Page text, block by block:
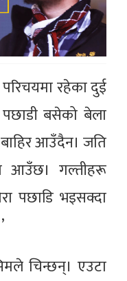
रहेका दुई
पछाडी बसेको बेला
आउँदैन। जति
आउँछ। गल्तीहरू
पछाडि भइसक्दा
चिन्छन्। एउटा